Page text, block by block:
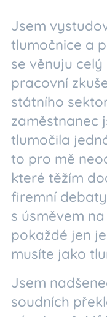
Jsem
tlumočnice a
se věnuju
pracovní
státního
zaměstnanec
tlumočila
to pro mě
které těžím
firemní
s úsměvem
pokaždé jen
musíte jako
Jsem
soudních